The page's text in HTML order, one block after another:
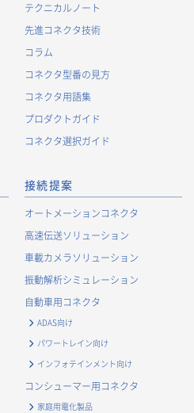
テクニカルノート
先進コネクタ技術
コラム
コネクタ型番の見方
コネクタ用語集
プロダクトガイド
コネクタ選択ガイド
接続提案
オートメーションコネクタ
高速伝送ソリューション
車載カメラソリューション
振動解析シミュレーション
自動車用コネクタ
ADAS向け
パワートレイン向け
インフォテインメント向け
コンシューマー用コネクタ
家庭用電化製品